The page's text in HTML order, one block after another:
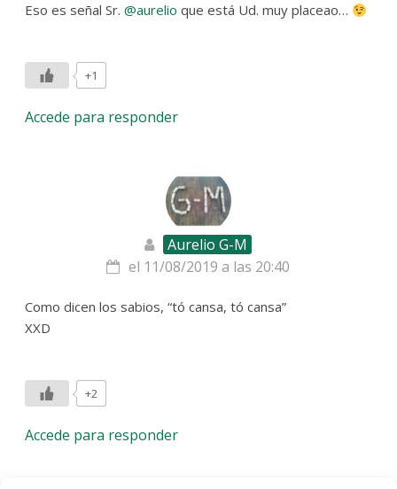
Eso es señal Sr.@aurelio que está Ud. muy placeao…
+1
Accede para responder
Aurelio G-M
el 11/08/2019 a las 20:40
Como dicen los sabios, “tó cansa, tó cansa”
XXD
+2
Accede para responder